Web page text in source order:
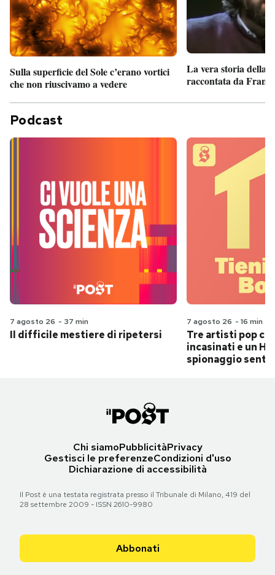
Sulla superficie del Sole c’erano vortici
che non riuscivamo a vedere
La vera storia della
raccontata da
Podcast
7 agosto 26 - 37 min
Il difficile mestiere di ripetersi
7 agosto 26 - 16 min
Tre artisti pop
incasinati e un
spionaggio
Chi siamoPubblicitàPrivacy
Gestisci le preferenzeCondizioni d'uso
Dichiarazione di accessibilità
Il Post è una testata registrata presso il Tribunale di Milano, 419 del
28 settembre 2009 - ISSN 2610-9980
Abbonati